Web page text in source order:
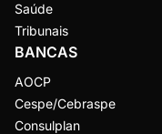
Saúde
Tribunais
BANCAS
AOCP
Cespe/Cebraspe
Consulplan